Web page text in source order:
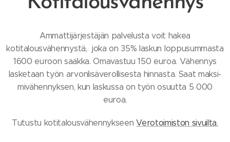
Ammattijärjestäjän palvelusta voit hakea
kotitalousvähennystä, joka on 35% laskun loppusummasta
1600 euroon saakka. Omavastuu 150 euroa. Vähennys
lasketaan työn arvonlisäverollisesta hinnasta. Saat maksi­
mivähennyksen, kun laskussa on työn osuutta 5 000
euroa.
Tutustu kotitalousvähennykseenVerotoimiston sivuilta.